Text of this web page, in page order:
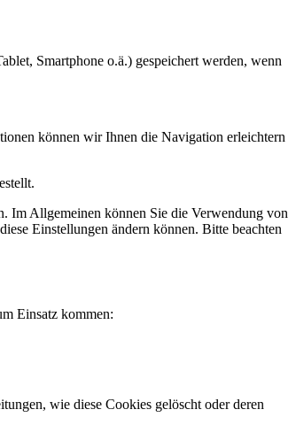
Smartphone o.ä.) gespeichert werden, wenn
können wir Ihnen die Navigation erleichtern
Im Allgemeinen können Sie die Verwendung von
Einstellungen ändern können. Bitte beachten
Einsatz kommen:
wie diese Cookies gelöscht oder deren